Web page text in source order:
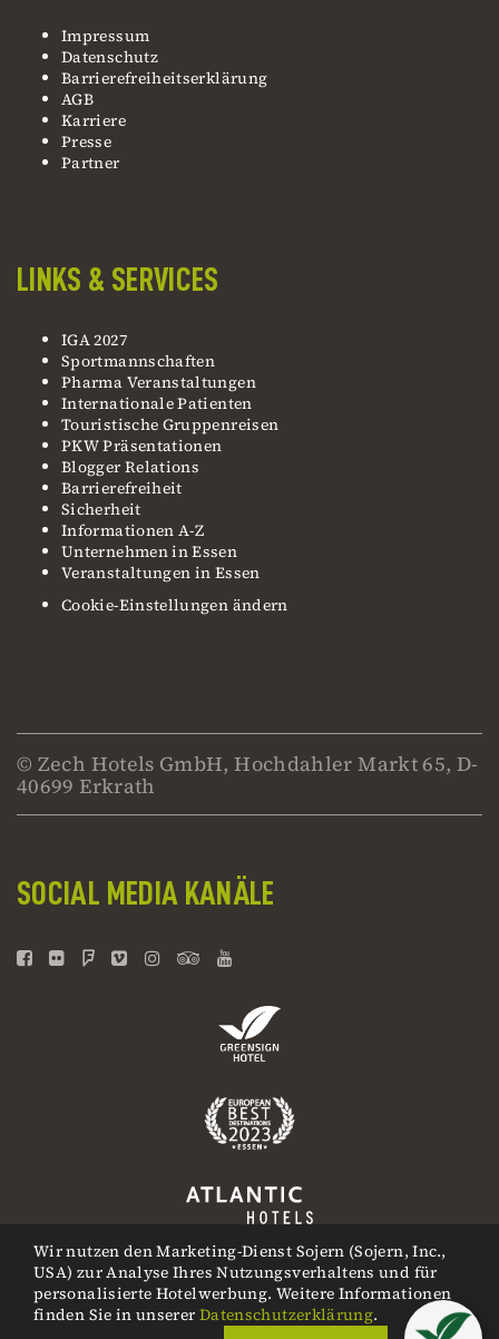
Impressum
Datenschutz
Barrierefreiheitserklärung
AGB
Karriere
Presse
Partner
LINKS & SERVICES
IGA 2027
Sportmannschaften
Pharma Veranstaltungen
Internationale Patienten
Touristische Gruppenreisen
PKW Präsentationen
Blogger Relations
Barrierefreiheit
Sicherheit
Informationen A-Z
Unternehmen in Essen
Veranstaltungen in Essen
Cookie-Einstellungen ändern
Wir nutzen den Marketing-Dienst Sojern (Sojern, Inc.,
USA) zur Analyse Ihres Nutzungsverhaltens und für
personalisierte Hotelwerbung. Weitere Informationen
finden Sie in unserer Datenschutzerklärung.
© Zech Hotels GmbH, Hochdahler Markt 65, D-
40699 Erkrath
SOCIAL MEDIA KANÄLE